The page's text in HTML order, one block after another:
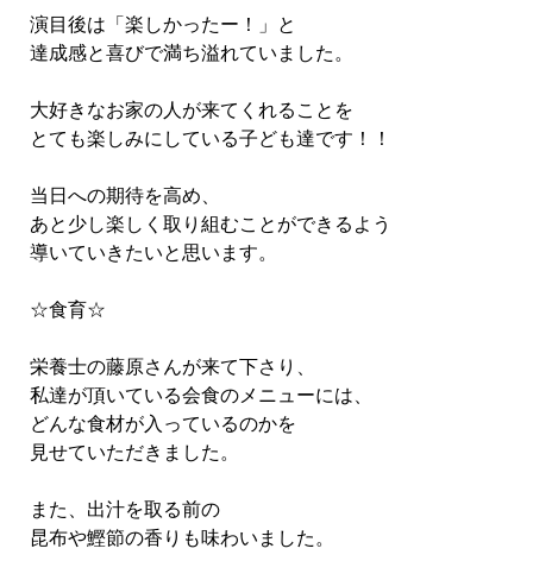
演目後は「楽しかったー！」と
達成感と喜びで満ち溢れていました。
大好きなお家の人が来てくれることを
とても楽しみにしている子ども達です！！
当日への期待を高め、
あと少し楽しく取り組むことができるよう
導いていきたいと思います。
☆食育☆
栄養士の藤原さんが来て下さり、
私達が頂いている会食のメニューには、
どんな食材が入っているのかを
見せていただきました。
また、出汁を取る前の
昆布や鰹節の香りも味わいました。